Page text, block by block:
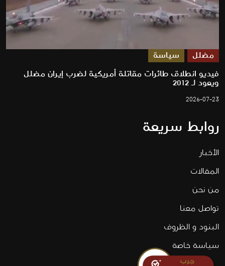
مضلل سياسة
فيديو انطلاق طائرات مقاتلة أمريكية لضرب إيران مضلل
ويعود لـ 2012
2026-07-23
روابط سريعة
الأخبار
المقالات
من نحن
تواصل معنا
البنود و الظروف
سياسة خاصة